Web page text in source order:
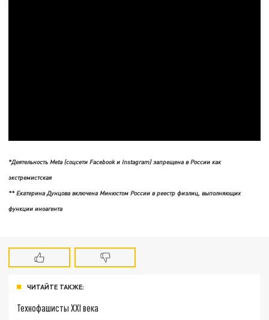
*Деятельность Meta (соцсети Facebook и Instagram) запрещена в России как
экстремистская
** Екатерина Дунцова включена Минюстом России в реестр физлиц, выполняющих
функции иноагента
ЧИТАЙТЕ ТАКЖЕ:
Технофашисты XXI века